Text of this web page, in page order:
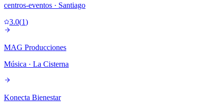
centros-eventos · Santiago
3.0(1)
MAG Producciones
Música · La Cisterna
Konecta Bienestar